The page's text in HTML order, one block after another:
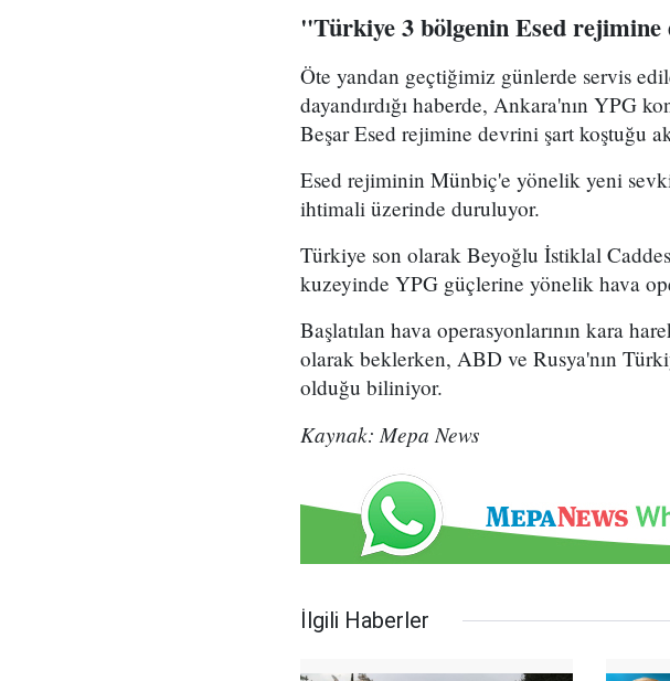
"Türkiye 3 bölgenin Esed
Öte yandan geçtiğimiz günlerde servis
dayandırdığı haberde, Ankara'nın YPG
Beşar Esed rejimine devrini şart koştuğu
Esed rejiminin Münbiç'e yönelik yeni
ihtimali üzerinde duruluyor.
Türkiye son olarak Beyoğlu İstiklal
kuzeyinde YPG güçlerine yönelik hava
Başlatılan hava operasyonlarının kara
olarak beklerken, ABD ve Rusya'nın
olduğu biliniyor.
Kaynak: Mepa News
İlgili Haberler